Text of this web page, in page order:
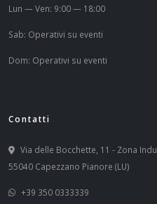
Lun — Ven: 9:00 — 18:00
Sab: Operativi su eventi
Dom: Operativi su eventi
Contatti
Via delle Bocchette, 11 - Zona
55040 Capezzano Pianore (LU)
+39 350 0333339